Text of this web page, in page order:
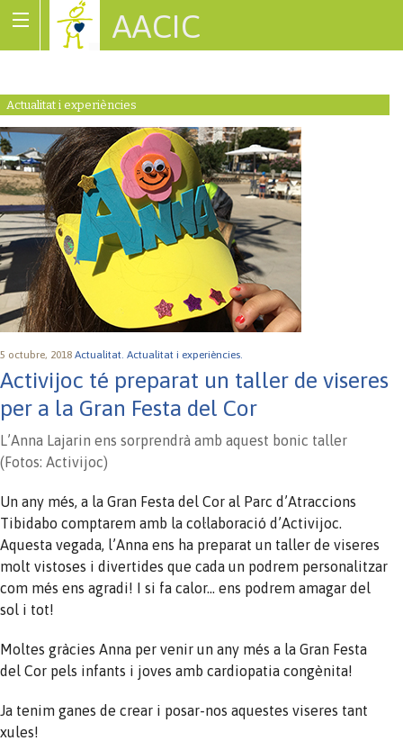
AACIC
Actualitat i experiències
5 octubre, 2018 Actualitat. Actualitat i experiències.
Activijoc té preparat un taller de viseres
per a la Gran Festa del Cor
L’Anna Lajarin ens sorprendrà amb aquest bonic taller
(Fotos: Activijoc)
Un any més, a la Gran Festa del Cor al Parc d’Atraccions
Tibidabo comptarem amb la col·laboració d’Activijoc.
Aquesta vegada, l’Anna ens ha preparat un taller de viseres
molt vistoses i divertides que cada un podrem personalitzar
com més ens agradi! I si fa calor… ens podrem amagar del
sol i tot!
Moltes gràcies Anna per venir un any més a la Gran Festa
del Cor pels infants i joves amb cardiopatia congènita!
Ja tenim ganes de crear i posar-nos aquestes viseres tant
xules!